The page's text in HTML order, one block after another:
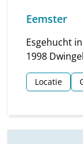
Eemster
Esgehucht
1998
ervan
Locatie